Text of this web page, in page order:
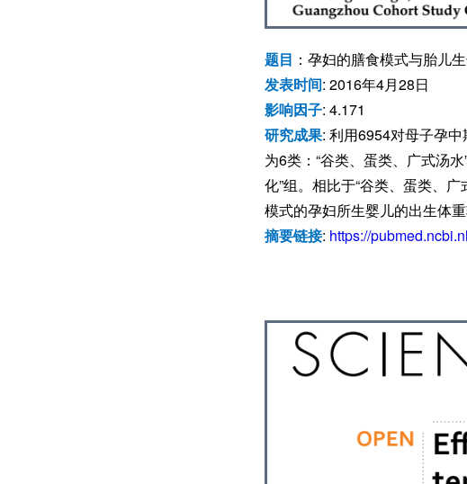
题目 ：孕妇的膳食模式与胎儿
发表时间: 2016年4月28日
影响因子: 4.171
研究成果: 利用6954对母子孕
为6类：“谷类、蛋类、广式汤水
化”组。相比于“谷类、蛋类、
模式的孕妇所生婴儿的出生体
摘要链接: https://